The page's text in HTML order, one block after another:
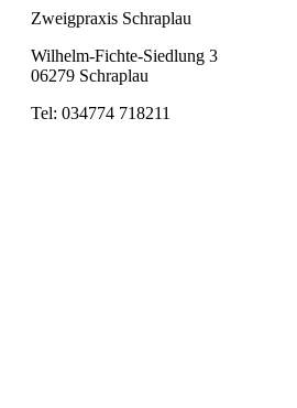
Zweigpraxis Schraplau
Wilhelm-Fichte-Siedlung 3
06279 Schraplau
Tel: 034774 718211